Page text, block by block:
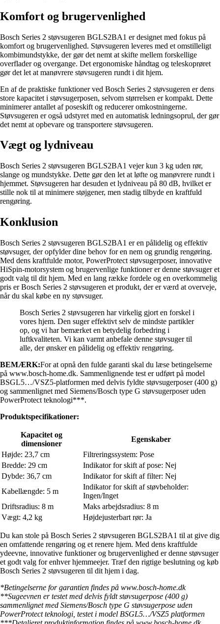
Komfort og brugervenlighed
Bosch Series 2 støvsugeren BGLS2BA1 er designet med fokus på
komfort og brugervenlighed. Støvsugeren leveres med et omstilleligt
kombimundstykke, der gør det nemt at skifte mellem forskellige
overflader og overgange. Det ergonomiske håndtag og teleskoprøret
gør det let at manøvrere støvsugeren rundt i dit hjem.
En af de praktiske funktioner ved Bosch Series 2 støvsugeren er dens
store kapacitet i støvsugerposen, selvom størrelsen er kompakt. Dette
minimerer antallet af poseskift og reducerer omkostningerne.
Støvsugeren er også udstyret med en automatisk ledningsoprul, der gør
det nemt at opbevare og transportere støvsugeren.
Vægt og lydniveau
Bosch Series 2 støvsugeren BGLS2BA1 vejer kun 3 kg uden rør,
slange og mundstykke. Dette gør den let at løfte og manøvrere rundt i
hjemmet. Støvsugeren har desuden et lydniveau på 80 dB, hvilket er
stille nok til at minimere støjgener, men stadig tilbyde en kraftfuld
rengøring.
Konklusion
Bosch Series 2 støvsugeren BGLS2BA1 er en pålidelig og effektiv
støvsuger, der opfylder dine behov for en nem og grundig rengøring.
Med dens kraftfulde motor, PowerProtect støvsugerposer, innovative
HiSpin-motorsystem og brugervenlige funktioner er denne støvsuger et
godt valg til dit hjem. Med en lang række fordele og en overkommelig
pris er Bosch Series 2 støvsugeren et produkt, der er værd at overveje,
når du skal købe en ny støvsuger.
Bosch Series 2 støvsugeren har virkelig gjort en forskel i
vores hjem. Den suger effektivt selv de mindste partikler
op, og vi har bemærket en betydelig forbedring i
luftkvaliteten. Vi kan varmt anbefale denne støvsuger til
alle, der ønsker en pålidelig og effektiv rengøring.
BEMÆRK:For at opnå den fulde garanti skal du læse betingelserne
på www.bosch-home.dk. Sammenlignende test er udført på model
BSGL5…/VSZ5-platformen med delvis fyldte støvsugerposer (400 g)
og sammenlignet med Siemens/Bosch type G støvsugerposer uden
PowerProtect teknologi***.
Produktspecifikationer:
Kapacitet og
dimensioner
Egenskaber
Højde: 23,7 cm
Filtreringssystem: Pose
Bredde: 29 cm
Indikator for skift af pose: Nej
Dybde: 36,7 cm
Indikator for skift af filter: Nej
Kabellængde: 5 m
Indikator for skift af støvbeholder:
Ingen/Inget
Driftsradius: 8 m
Maks arbejdsradius: 8 m
Vægt: 4,2 kg
Højdejusterbart rør: Ja
Du kan stole på Bosch Series 2 støvsugeren BGLS2BA1 til at give dig
en omfattende rengøring og et renere hjem. Med dens kraftfulde
ydeevne, innovative funktioner og brugervenlighed er denne støvsuger
et godt valg for enhver hjemmeejer. Træf den rigtige beslutning og køb
Bosch Series 2 støvsugeren til dit hjem i dag.
*Betingelserne for garantien findes på www.bosch-home.dk
**Sugeevnen er testet med delvis fyldt støvsugerpose (400 g)
sammenlignet med Siemens/Bosch type G støvsugerpose uden
PowerProtect teknologi, testet i model BSGL5…/VSZ5 platformen